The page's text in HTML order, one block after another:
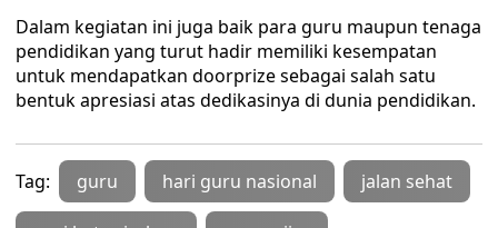
Dalam kegiatan ini juga baik para guru maupun tenaga
pendidikan yang turut hadir memiliki kesempatan
untuk mendapatkan doorprize sebagai salah satu
bentuk apresiasi atas dedikasinya di dunia pendidikan.
Tag: guru hari guru nasional jalan sehat